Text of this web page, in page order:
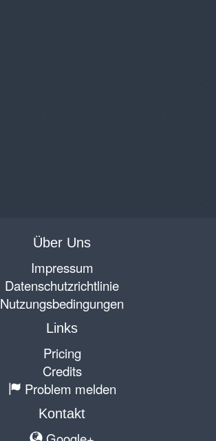
Über Uns
Impressum
Datenschutzrichtlinie
Nutzungsbedingungen
Links
Pricing
Credits
Problem melden
Kontakt